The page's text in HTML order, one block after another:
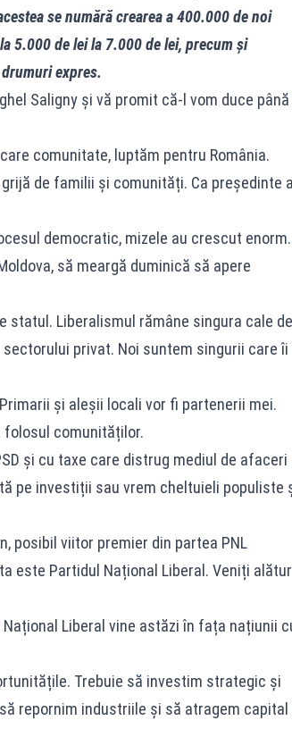
se numără crearea a 400.000 de noi
5.000 de lei la 7.000 de lei, precum și
expres.
Saligny și vă promit că-l vom duce până
comunitate, luptăm pentru România.
de familii și comunități. Ca președinte al
democratic, mizele au crescut enorm.
să meargă duminică să apere
statul. Liberalismul rămâne singura cale de
privat. Noi suntem singurii care îi
și aleșii locali vor fi partenerii mei.
folosul comunităților.
și cu taxe care distrug mediul de afaceri
pe investiții sau vrem cheltuieli populiste
posibil viitor premier din partea PNL
este Partidul Național Liberal. Veniți
Liberal vine astăzi în fața națiunii
Trebuie să investim strategic și
repornim industriile și să atragem capital